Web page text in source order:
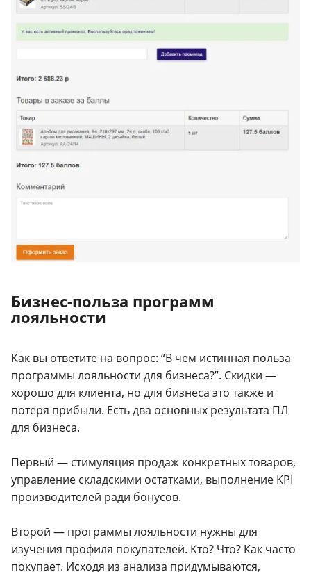
Бизнес-польза программ
лояльности
Как вы ответите на вопрос: “В чем истинная польза
программы лояльности для бизнеса?”. Скидки —
хорошо для клиента, но для бизнеса это также и
потеря прибыли. Есть два основных результата ПЛ
для бизнеса.
Первый — стимуляция продаж конкретных товаров,
управление складскими остатками, выполнение KPI
производителей ради бонусов.
Второй — программы лояльности нужны для
изучения профиля покупателей. Кто? Что? Как часто
покупает. Исходя из анализа придумываются,